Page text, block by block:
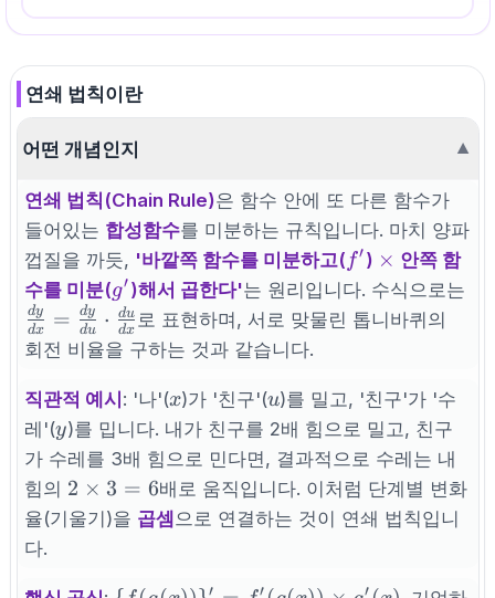
연쇄 법칙이란
어떤 개념인지 ▼
연쇄 법칙(Chain Rule)은 함수 안에 또 다른 함수가
들어있는 합성함수를 미분하는 규칙입니다. 마치 양파
껍질을 까듯, '바깥쪽 함수를 미분하고( f^{\prime}
f′) \times
× 안쪽 함
수를 미분(g'
g′)해서 곱한다'는 원리입니다. 수식으로는
\frac{dy}
{dx} =
{du}
\cdot
\frac{du}
{dx}
dx
dy = du
dy ⋅ dx
du 로 표현하며, 서로 맞물린 톱니바퀴의
회전 비율을 구하는 것과 같습니다.
직관적 예시: '나'(x
x)가 '친구'(u
u)를 밀고, '친구'가 '수
레'(y
y)를 밉니다. 내가 친구를 2배 힘으로 밀고, 친구
가 수레를 3배 힘으로 민다면, 결과적으로 수레는 내
힘의 2
\times
2 × 3 = 6배로 움직입니다. 이처럼 단계별 변화
율(기울기)을 곱셈으로 연결하는 것이 연쇄 법칙입니
다.
′ ′ ′